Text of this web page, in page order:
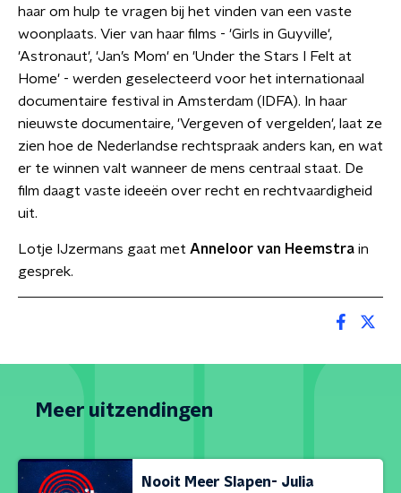
haar om hulp te vragen bij het vinden van een vaste
woonplaats. Vier van haar films - 'Girls in Guyville',
'Astronaut', 'Jan’s Mom' en 'Under the Stars I Felt at
Home' - werden geselecteerd voor het internationaal
documentaire festival in Amsterdam (IDFA). In haar
nieuwste documentaire, 'Vergeven of vergelden', laat ze
zien hoe de Nederlandse rechtspraak anders kan, en wat
er te winnen valt wanneer de mens centraal staat. De
film daagt vaste ideeën over recht en rechtvaardigheid
uit.
Lotje IJzermans gaat met Anneloor van Heemstra in
gesprek.
Meer uitzendingen
Nooit Meer Slapen- Julia